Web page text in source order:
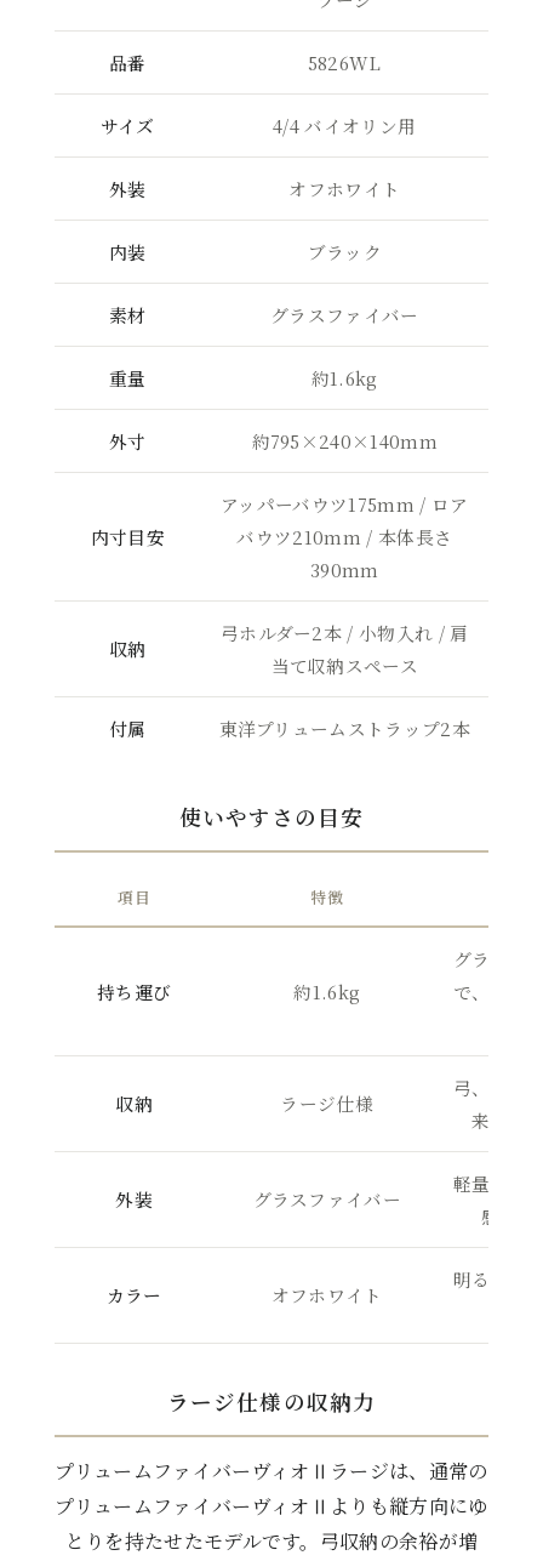
品番 5826WL
サイズ 4/4 バイオリン用
外装 オフホワイト
内装 ブラック
素材 グラスファイバー
重量 約1.6kg
外寸 約795×240×140mm
内寸目安
アッパーバウツ175mm / ロア
バウツ210mm / 本体長さ
390mm
収納
弓ホルダー2本 / 小物入れ / 肩
当て収納スペース
付属 東洋プリュームストラップ2本
使いやすさの目安
項目 特徴
持ち運び 約1.6kg
グラスフ
で、日常
収納 ラージ仕様
弓、肩当
来型よ
外装 グラスファイバー
軽量性と
感のあ
カラー オフホワイト
明るく清
ラージ仕様の収納力
プリュームファイバーヴィオⅡラージは、通常の
プリュームファイバーヴィオⅡよりも縦方向にゆ
とりを持たせたモデルです。弓収納の余裕が増